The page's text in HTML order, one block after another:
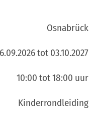
Osnabrück
tot 03.10.2027
10:00 tot 18:00 uur
Kinderrondleiding